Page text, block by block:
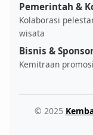
Pemerintah &
Kolaborasi
wisata
Bisnis &
Kemitraan
© 2025